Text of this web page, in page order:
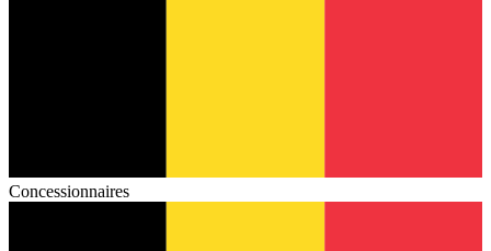
Concessionnaires